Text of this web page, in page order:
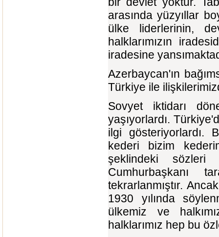
arasında yüzyıllar
ülke liderlerinin,
halklarımızın
iradesine
Azerbaycan'ın
Türkiye ile
Sovyet iktidarı
yaşıyorlardı.
ilgi gösteriyorlardı.
kederi bizim
şeklindeki
Cumhurbaşkanı
tekrarlanmıştır.
1930 yılında
ülkemiz ve
halklarımız hep bu